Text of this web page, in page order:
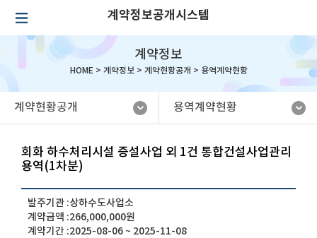
계약정보공개시스템
계약정보
HOME > 계약정보> 계약현황공개 > 용역계약현황
계약현황공개 용역계약현황
회화 하수처리시설 증설사업 외 1건 통합건설사업관리
용역(1차분)
발주기관 :상하수도사업소
계약금액 :266,000,000원
계약기간 :2025-08-06 ~ 2025-11-08